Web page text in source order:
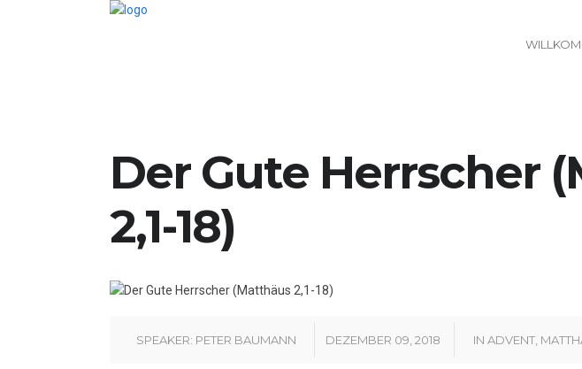
Der Gute Herrscher
2,1-18)
SPEAKER: PETER BAUMANN DEZEMBER 09, 2018 IN ADVENT